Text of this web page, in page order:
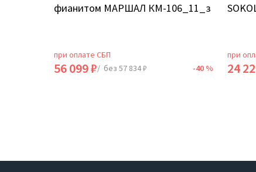
фианитом МАРШАЛ КМ-106_11_з
при оплате СБП
56 099 ₽/ без 57 834 ₽ -40 %
при
24